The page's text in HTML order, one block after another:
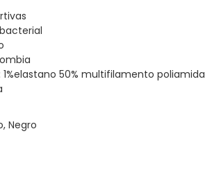
50% multifilamento poliamida
Negro